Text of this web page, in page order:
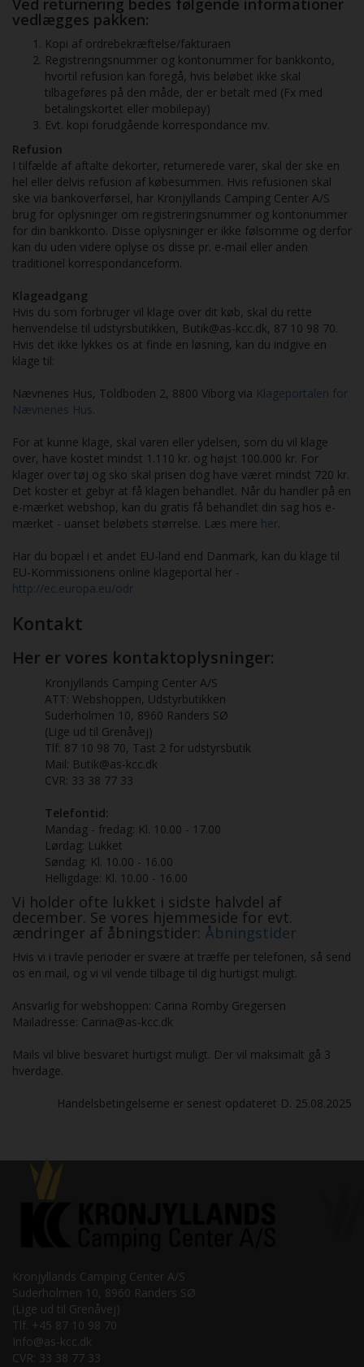
Ved returnering bedes følgende informationer
vedlægges pakken:
Kopi af ordrebekræftelse/fakturaen
Registreringsnummer og kontonummer for bankkonto,
hvortil refusion kan foregå, hvis beløbet ikke skal
tilbageføres på den måde, der er betalt med (Fx med
betalingskortet eller mobilepay)
Evt. kopi forudgående korrespondance mv.
Refusion
I tilfælde af aftalte dekorter, returnerede varer, skal der ske en
hel eller delvis refusion af købesummen. Hvis refusionen skal
ske via bankoverførsel, har Kronjyllands Camping Center A/S
brug for oplysninger om registreringsnummer og kontonummer
for din bankkonto. Disse oplysninger er ikke følsomme og derfor
kan du uden videre oplyse os disse pr. e-mail eller anden
traditionel korrespondanceform.
Klageadgang
Hvis du som forbruger vil klage over dit køb, skal du rette
henvendelse til udstyrsbutikken, Butik@as-kcc.dk, 87 10 98 70.
Hvis det ikke lykkes os at finde en løsning, kan du indgive en
klage til:
Nævnenes Hus, Toldboden 2, 8800 Viborg via Klageportalen for
Nævnenes Hus.
For at kunne klage, skal varen eller ydelsen, som du vil klage
over, have kostet mindst 1.110 kr. og højst 100.000 kr. For
klager over tøj og sko skal prisen dog have været mindst 720 kr.
Det koster et gebyr at få klagen behandlet. Når du handler på en
e-mærket webshop, kan du gratis få behandlet din sag hos e-
mærket - uanset beløbets størrelse. Læs mere her.
Har du bopæl i et andet EU-land end Danmark, kan du klage til
EU-Kommissionens online klageportal her -
http://ec.europa.eu/odr
Kontakt
Her er vores kontaktoplysninger:
Kronjyllands Camping Center A/S
ATT: Webshoppen, Udstyrbutikken
Suderholmen 10, 8960 Randers SØ
(Lige ud til Grenåvej)
Tlf: 87 10 98 70, Tast 2 for udstyrsbutik
Mail: Butik@as-kcc.dk
CVR: 33 38 77 33
Telefontid:
Mandag - fredag: Kl. 10.00 - 17.00
Lørdag: Lukket
Søndag: Kl. 10.00 - 16.00
Helligdage: Kl. 10.00 - 16.00
Vi holder ofte lukket i sidste halvdel af
december. Se vores hjemmeside for evt.
ændringer af åbningstider: Åbningstider
Hvis vi i travle perioder er svære at træffe per telefonen, så send
os en mail, og vi vil vende tilbage til dig hurtigst muligt.
Ansvarlig for webshoppen: Carina Romby Gregersen
Mailadresse: Carina@as-kcc.dk
Mails vil blive besvaret hurtigst muligt. Der vil maksimalt gå 3
hverdage.
Handelsbetingelserne er senest opdateret D. 25.08.2025
Kronjyllands Camping Center A/S
Suderholmen 10, 8960 Randers SØ
(Lige ud til Grenåvej)
Tlf. +45 87 10 98 70
Info@as-kcc.dk
CVR: 33 38 77 33